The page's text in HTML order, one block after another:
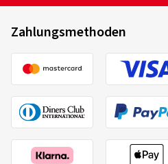
Zahlungsmethoden